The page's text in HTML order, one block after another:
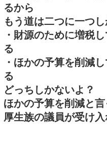
るから
もう道は二つに一つ
・財源のために増税
る
・ほかの予算を削減
る
どっちしかないよ？
ほかの予算を削減と
厚生族の議員が受け入